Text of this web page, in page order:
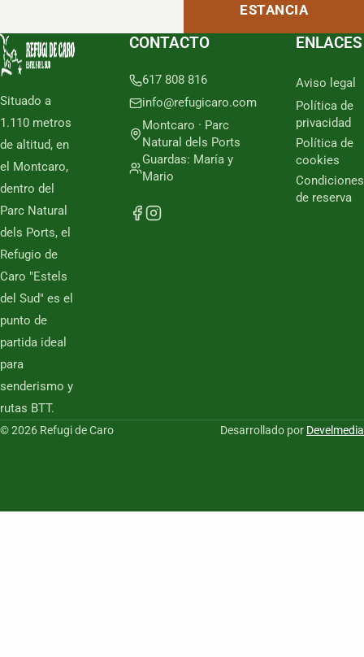
ESTANCIA
Situado a
1.110 metros
de altitud, en
el Montcaro,
dentro del
Parc Natural
dels Ports, el
Refugio de
Caro "Estels
del Sud" es el
punto de
partida ideal
para
senderismo y
rutas BTT.
CONTACTO
617 808 816
info@refugicaro.com
Montcaro · Parc
Natural dels Ports
Guardas: María y
Mario
ENLACES
Aviso legal
Política de
privacidad
Política de
cookies
Condiciones
de reserva
© 2026 Refugi de Caro Desarrollado por Develmedia